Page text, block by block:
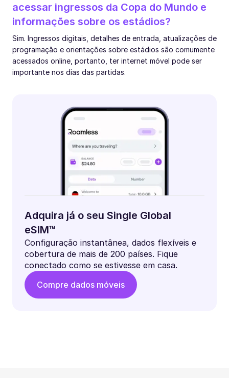
acessar ingressos da Copa do Mundo e
informações sobre os estádios?
Sim. Ingressos digitais, detalhes de entrada, atualizações de
programação e orientações sobre estádios são comumente
acessados online, portanto, ter internet móvel pode ser
importante nos dias das partidas.
Adquira já o seu Single Global
eSIM™
Configuração instantânea, dados flexíveis e
cobertura de mais de 200 países. Fique
conectado como se estivesse em casa.
Compre dados móveis